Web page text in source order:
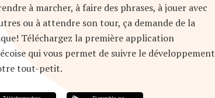
à marcher, à faire des phrases, à jouer avec
ou à attendre son tour, ça demande de la
Téléchargez la première application
qui vous permet de suivre le développement
tout-petit.